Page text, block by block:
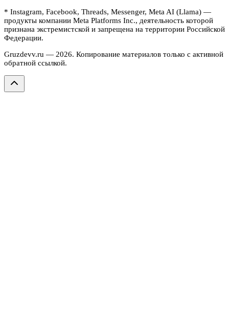
* Instagram, Facebook, Threads, Messenger, Meta AI (Llama) —
продукты компании Meta Platforms Inc., деятельность которой
признана экстремистской и запрещена на территории Российской
Федерации.
Gruzdevv.ru — 2026. Копирование материалов только с активной
обратной ссылкой.